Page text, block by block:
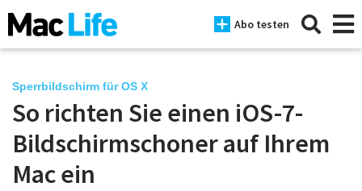
Abo testen
News
iPhone
Sperrbildschirm für OS X
So richten Sie einen iOS-7-
Bildschirmschoner auf Ihrem
Mac ein